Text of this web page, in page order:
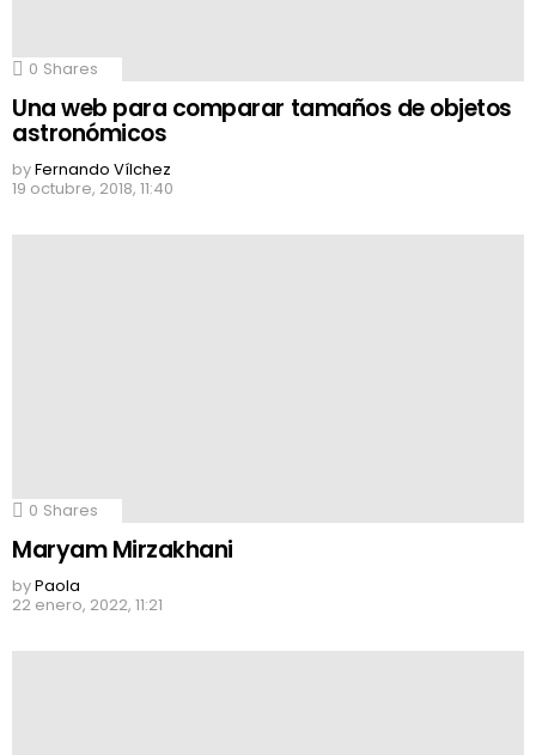
0 Shares
Una web para comparar tamaños de objetos
astronómicos
byFernando Vílchez
19 octubre, 2018, 11:40
0 Shares
Maryam Mirzakhani
byPaola
22 enero, 2022, 11:21